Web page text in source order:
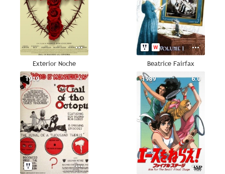
Exterior Noche Beatrice Fairfax
--
1919 6.0
1989